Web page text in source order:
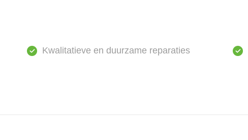
Kwalitatieve en duurzame reparaties